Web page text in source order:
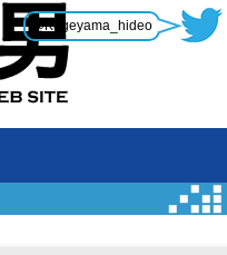
@Kageyama_hideo